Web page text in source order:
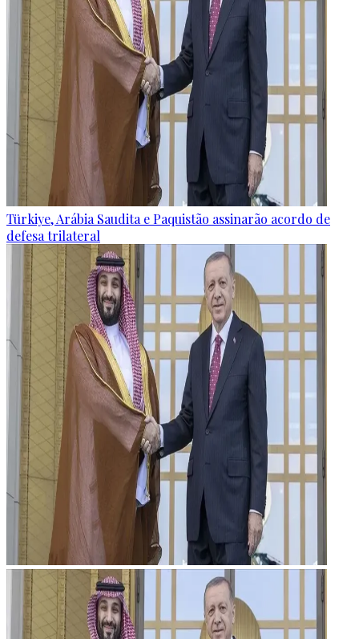
Türkiye, Arábia Saudita e Paquistão assinarão acordo de
defesa trilateral